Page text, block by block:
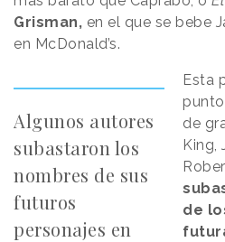
Grisman, en el que se bebe
en McDonald’s.
Algunos autores
subastaron los
nombres de sus
futuros
personajes en
Esta
de
King,
de